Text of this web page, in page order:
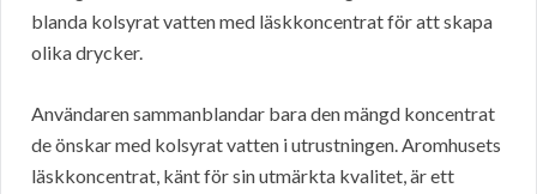
blanda kolsyrat vatten med läskkoncentrat för att skapa
olika drycker.
Användaren sammanblandar bara den mängd koncentrat
de önskar med kolsyrat vatten i utrustningen. Aromhusets
läskkoncentrat, känt för sin utmärkta kvalitet, är ett